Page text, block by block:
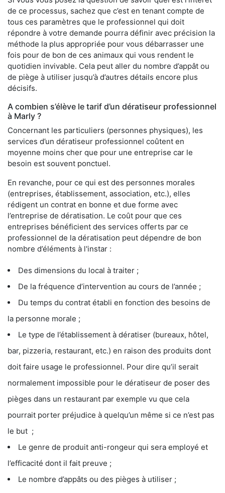
de ce processus, sachez que c’est en tenant compte de
tous ces paramètres que le professionnel qui doit
répondre à votre demande pourra définir avec précision la
méthode la plus appropriée pour vous débarrasser une
fois pour de bon de ces animaux qui vous rendent le
quotidien invivable. Cela peut aller du nombre d’appât ou
de piège à utiliser jusqu’à d’autres détails encore plus
décisifs.
A combien s’élève le tarif d’un dératiseur professionnel
à Marly ?
Concernant les particuliers (personnes physiques), les
services d’un dératiseur professionnel coûtent en
moyenne moins cher que pour une entreprise car le
besoin est souvent ponctuel.
En revanche, pour ce qui est des personnes morales
(entreprises, établissement, association, etc.), elles
rédigent un contrat en bonne et due forme avec
l’entreprise de dératisation. Le coût pour que ces
entreprises bénéficient des services offerts par ce
professionnel de la dératisation peut dépendre de bon
nombre d’éléments à l'instar :
Des dimensions du local à traiter ;
De la fréquence d’intervention au cours de l’année ;
Du temps du contrat établi en fonction des besoins de
la personne morale ;
Le type de l’établissement à dératiser (bureaux, hôtel,
bar, pizzeria, restaurant, etc.) en raison des produits dont
doit faire usage le professionnel. Pour dire qu’il serait
normalement impossible pour le dératiseur de poser des
pièges dans un restaurant par exemple vu que cela
pourrait porter préjudice à quelqu’un même si ce n’est pas
le but ;
Le genre de produit anti-rongeur qui sera employé et
l’efficacité dont il fait preuve ;
Le nombre d’appâts ou des pièges à utiliser ;